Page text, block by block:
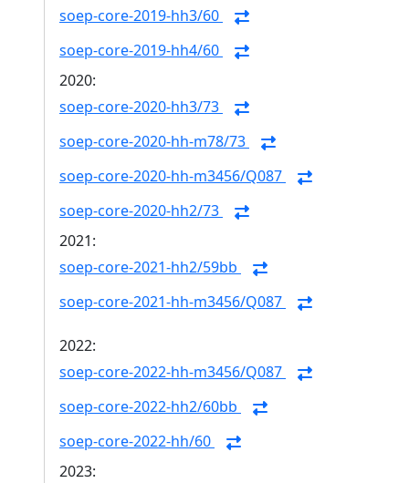
soep-core-2019-hh3/60
soep-core-2019-hh4/60
2020:
soep-core-2020-hh3/73
soep-core-2020-hh-m78/73
soep-core-2020-hh-m3456/Q087
soep-core-2020-hh2/73
2021:
soep-core-2021-hh2/59bb
soep-core-2021-hh-m3456/Q087
2022:
soep-core-2022-hh-m3456/Q087
soep-core-2022-hh2/60bb
soep-core-2022-hh/60
2023: